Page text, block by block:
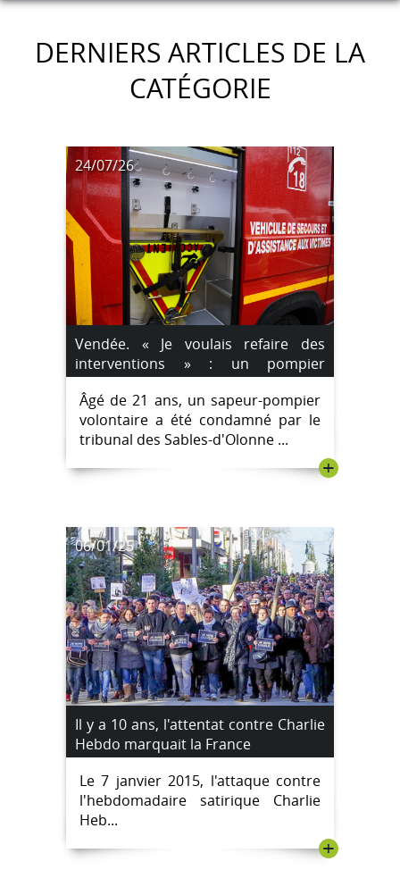
DERNIERS ARTICLES DE LA
CATÉGORIE
24/07/26
Vendée. « Je voulais refaire des
interventions » : un pompier
condamné pour des incendies
volontaires
Âgé de 21 ans, un sapeur-pompier
volontaire a été condamné par le
tribunal des Sables-d'Olonne ...
+
06/01/25
Il y a 10 ans, l'attentat contre Charlie
Hebdo marquait la France
Le 7 janvier 2015, l'attaque contre
l'hebdomadaire satirique Charlie
Heb...
+